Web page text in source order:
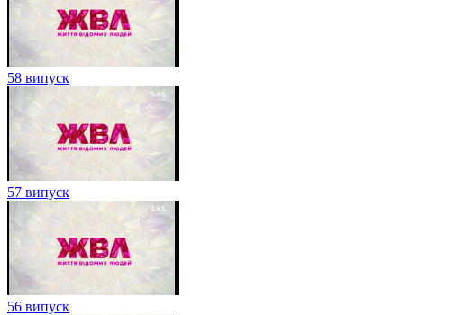
58 випуск
57 випуск
56 випуск